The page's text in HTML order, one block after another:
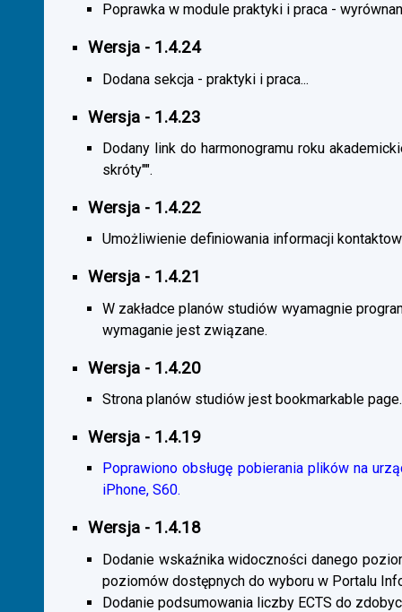
Poprawka w module praktyki i praca -
Wersja - 1.4.24
Dodana sekcja - praktyki i praca...
Wersja - 1.4.23
Dodany link do harmonogramu roku
skróty"".
Wersja - 1.4.22
Umożliwienie definiowania informacji
Wersja - 1.4.21
W zakładce planów studiów wyamagnie
wymaganie jest związane.
Wersja - 1.4.20
Strona planów studiów jest bookmarkable page.
Wersja - 1.4.19
Poprawiono obsługę pobierania plików na
iPhone, S60.
Wersja - 1.4.18
Dodanie wskaźnika widoczności danego
poziomów dostępnych do wyboru w Portalu
Dodanie podsumowania liczby ECTS do